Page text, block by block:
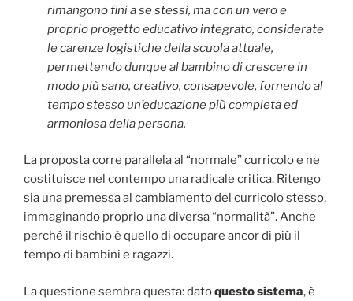
rimangono fini a se stessi, ma con un vero e
proprio progetto educativo integrato, considerate
le carenze logistiche della scuola attuale,
permettendo dunque al bambino di crescere in
modo più sano, creativo, consapevole, fornendo al
tempo stesso un’educazione più completa ed
armoniosa della persona.
La proposta corre parallela al “normale” curricolo e ne
costituisce nel contempo una radicale critica. Ritengo
sia una premessa al cambiamento del curricolo stesso,
immaginando proprio una diversa “normalità”. Anche
perché il rischio è quello di occupare ancor di più il
tempo di bambini e ragazzi.
La questione sembra questa: datoquesto sistema, è